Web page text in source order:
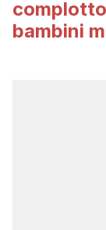
bambini